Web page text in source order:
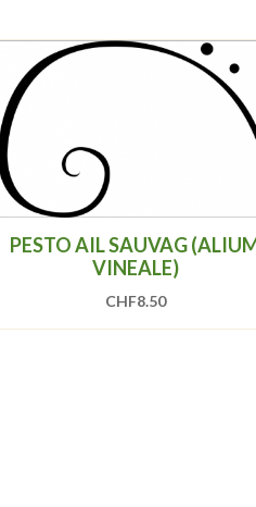
PESTO AIL SAUVAG
VINEALE)
CHF8.50